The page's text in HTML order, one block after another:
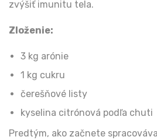
zvýšiť imunitu tela.
Zloženie:
3 kg arónie
1 kg cukru
čerešňové listy
kyselina citrónová podľa chuti
Predtým, ako začnete